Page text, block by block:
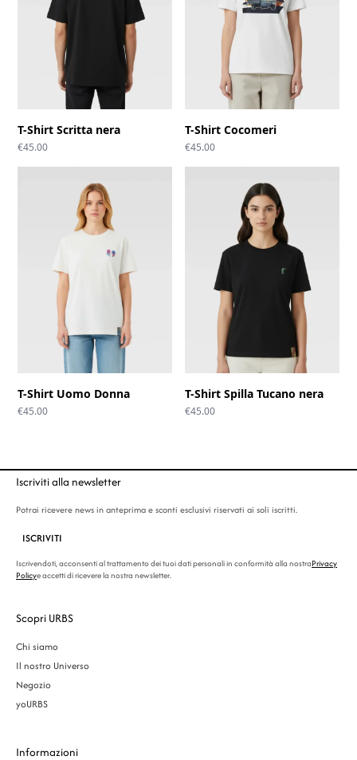
T-Shirt Scritta nera
€45.00
T-Shirt Cocomeri
€45.00
T-Shirt Uomo Donna
€45.00
T-Shirt Spilla Tucano nera
€45.00
Iscriviti alla newsletter
Potrai ricevere news in anteprima e sconti esclusivi riservati ai soli iscritti.
ISCRIVITI
Iscrivendoti, acconsenti al trattamento dei tuoi dati personali in conformità alla nostraPrivacy
Policye accetti di ricevere la nostra newsletter.
Scopri URBS
Chi siamo
Il nostro Universo
Negozio
yoURBS
Informazioni